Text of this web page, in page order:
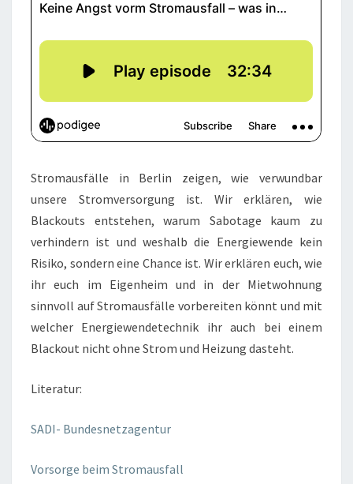
Stromausfälle in Berlin zeigen, wie verwundbar
unsere Stromversorgung ist. Wir erklären, wie
Blackouts entstehen, warum Sabotage kaum zu
verhindern ist und weshalb die Energiewende kein
Risiko, sondern eine Chance ist. Wir erklären euch, wie
ihr euch im Eigenheim und in der Mietwohnung
sinnvoll auf Stromausfälle vorbereiten könnt und mit
welcher Energiewendetechnik ihr auch bei einem
Blackout nicht ohne Strom und Heizung dasteht.
Literatur:
SADI- Bundesnetzagentur
Vorsorge beim Stromausfall